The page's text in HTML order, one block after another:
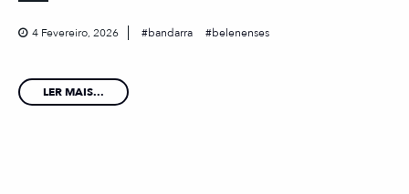
4 Fevereiro, 2026 bandarra belenenses
LER MAIS...